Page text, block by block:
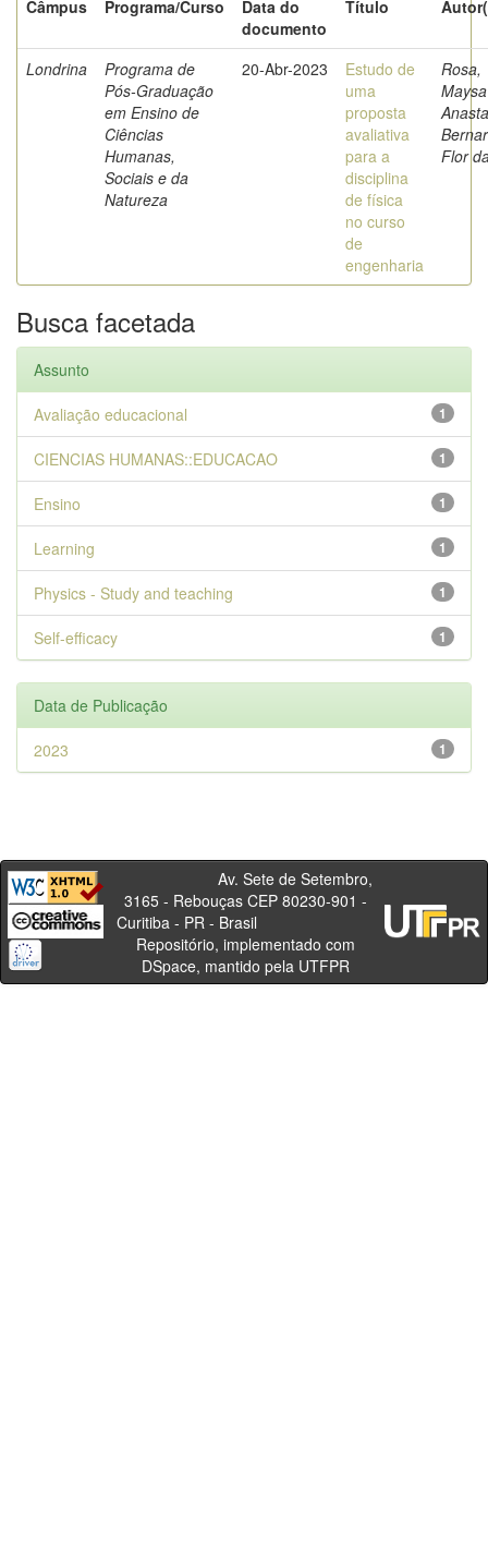
Câmpus
Programa/Curso
Data do
documento
Título
Londrina
Programa de
Pós-Graduação
em Ensino de
Ciências
Humanas,
Sociais e da
Natureza
20-Abr-2023
Estudo de
uma
proposta
avaliativa
para a
disciplina
de física
no curso
de
engenharia
Rosa,
Maysa
Flor
Busca facetada
Assunto
1
Avaliação educacional
1
CIENCIAS HUMANAS::EDUCACAO
1
Ensino
1
Learning
1
Physics - Study and teaching
1
Self-efficacy
Data de Publicação
1
2023
Av. Sete de Setembro,
3165 - Rebouças CEP 80230-901 -
Curitiba - PR - Brasil
Repositório, implementado com
DSpace, mantido pela UTFPR